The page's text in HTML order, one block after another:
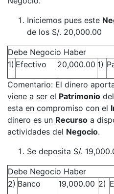
Iniciemos pues este
de los S/. 20,000.00
Debe Negocio Haber
1) Efectivo 20,000.00 1)
Comentario: El dinero
viene a ser el Patrimonio
esta en compromiso con el
dinero es un Recurso a
actividades del Negocio.
Se deposita S/.
Debe Negocio Haber
2) Banco 19,000.00 2)